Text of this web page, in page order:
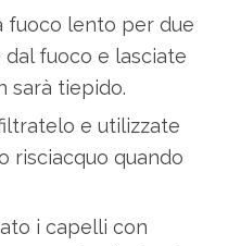
fuoco lento per due
fuoco e lasciate
sarà tiepido.
e utilizzate
risciacquo quando
i capelli con